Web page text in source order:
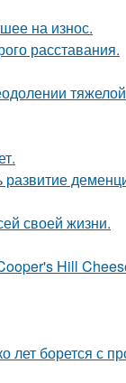
на износ.
расставания.
тяжелой
развитие
своей жизни.
Hill
лет борется с